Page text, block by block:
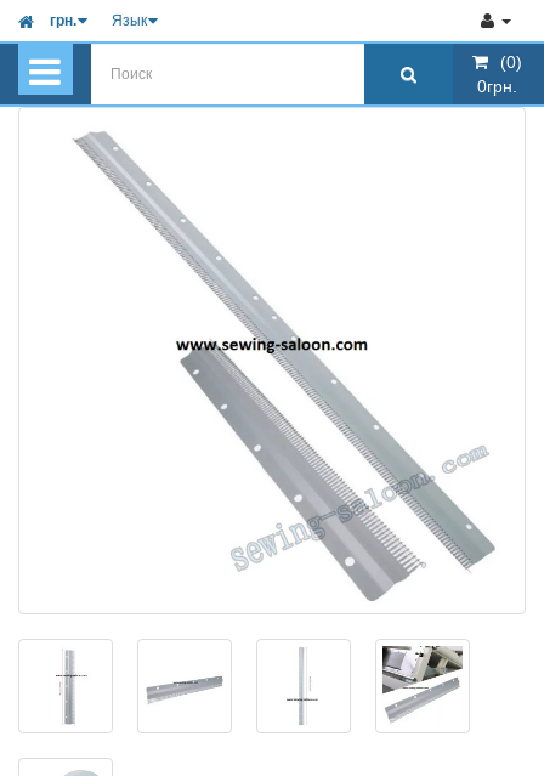
грн. Язык
(0)
0грн.